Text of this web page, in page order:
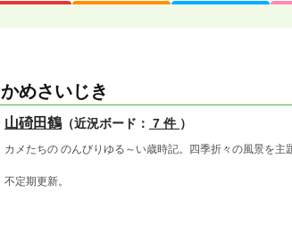
かめさいじき
山碕田鶴 （近況ボード： 7 件 ）
カメたちの のんびりゆる～い歳時記。四季折々の風景を主
不定期更新。